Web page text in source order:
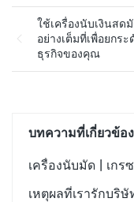
ใช้เครื่องนับเงินสด
อย่างเต็มที่เพื่อยกระ
ธุรกิจของคุณ
บทความที่เกี่ยวข้อง
เครื่องนับมัด | เกรซ
เหตุผลที่เรารักบริ